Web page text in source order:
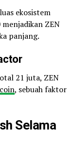
ekosistem
ZEN
panjang.
21 juta, ZEN
, sebuah faktor
Selama